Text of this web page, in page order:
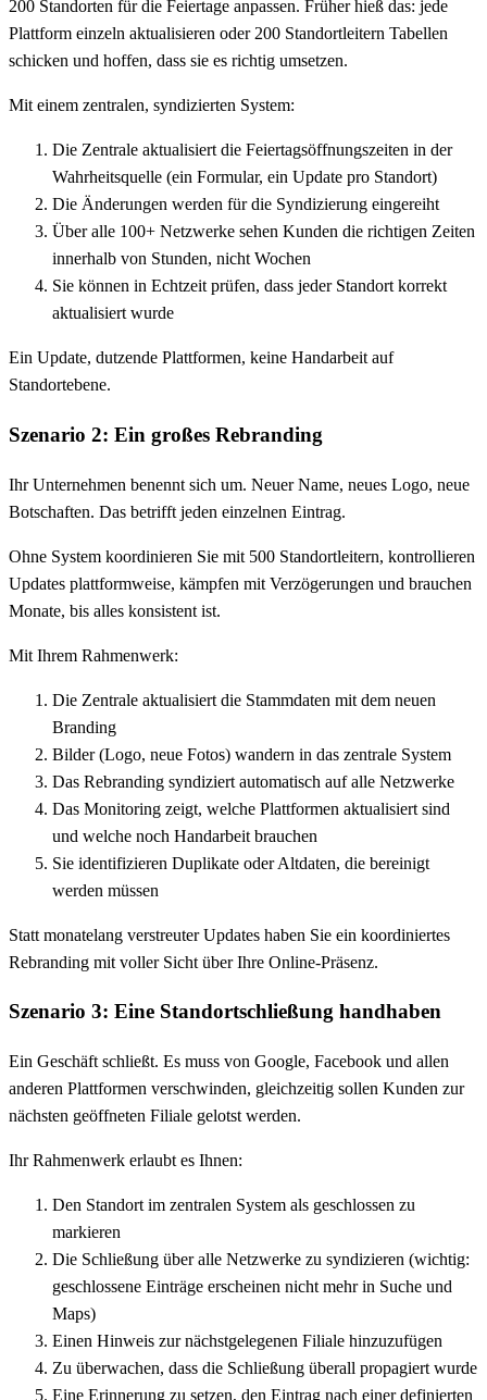
200 Standorten für die Feiertage anpassen. Früher hieß das: jede
Plattform einzeln aktualisieren oder 200 Standortleitern Tabellen
schicken und hoffen, dass sie es richtig umsetzen.
Mit einem zentralen, syndizierten System:
Die Zentrale aktualisiert die Feiertagsöffnungszeiten in der
Wahrheitsquelle (ein Formular, ein Update pro Standort)
Die Änderungen werden für die Syndizierung eingereiht
Über alle 100+ Netzwerke sehen Kunden die richtigen Zeiten
innerhalb von Stunden, nicht Wochen
Sie können in Echtzeit prüfen, dass jeder Standort korrekt
aktualisiert wurde
Ein Update, dutzende Plattformen, keine Handarbeit auf
Standortebene.
Szenario 2: Ein großes Rebranding
Ihr Unternehmen benennt sich um. Neuer Name, neues Logo, neue
Botschaften. Das betrifft jeden einzelnen Eintrag.
Ohne System koordinieren Sie mit 500 Standortleitern, kontrollieren
Updates plattformweise, kämpfen mit Verzögerungen und brauchen
Monate, bis alles konsistent ist.
Mit Ihrem Rahmenwerk:
Die Zentrale aktualisiert die Stammdaten mit dem neuen
Branding
Bilder (Logo, neue Fotos) wandern in das zentrale System
Das Rebranding syndiziert automatisch auf alle Netzwerke
Das Monitoring zeigt, welche Plattformen aktualisiert sind
und welche noch Handarbeit brauchen
Sie identifizieren Duplikate oder Altdaten, die bereinigt
werden müssen
Statt monatelang verstreuter Updates haben Sie ein koordiniertes
Rebranding mit voller Sicht über Ihre Online-Präsenz.
Szenario 3: Eine Standortschließung handhaben
Ein Geschäft schließt. Es muss von Google, Facebook und allen
anderen Plattformen verschwinden, gleichzeitig sollen Kunden zur
nächsten geöffneten Filiale gelotst werden.
Ihr Rahmenwerk erlaubt es Ihnen:
Den Standort im zentralen System als geschlossen zu
markieren
Die Schließung über alle Netzwerke zu syndizieren (wichtig:
geschlossene Einträge erscheinen nicht mehr in Suche und
Maps)
Einen Hinweis zur nächstgelegenen Filiale hinzuzufügen
Zu überwachen, dass die Schließung überall propagiert wurde
Eine Erinnerung zu setzen, den Eintrag nach einer definierten